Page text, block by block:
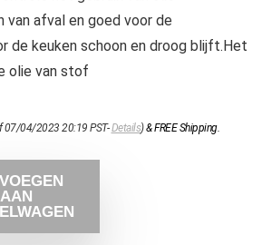
van afval en goed voor de
de keuken schoon en droog blijft.Het
olie van stof
07/04/2023 20:19 PST-Details)&FREE Shipping.
AAN